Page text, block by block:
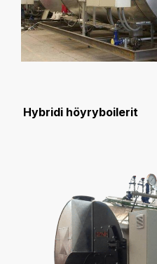
Hybridi höyryboilerit